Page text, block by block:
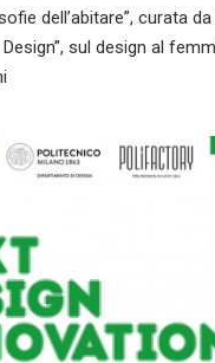
dell’abitare”, curata
sul design al